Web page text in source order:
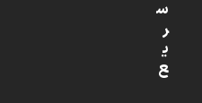
س
ر
ی
ع